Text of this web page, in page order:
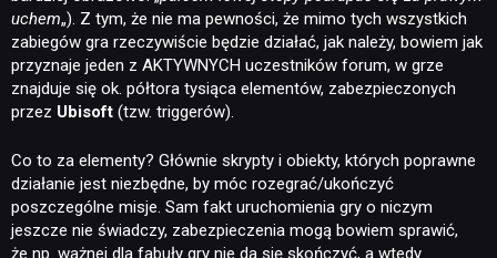
uchem„). Z tym, że nie ma pewności, że mimo tych wszystkich
zabiegów gra rzeczywiście będzie działać, jak należy, bowiem jak
przyznaje jeden z AKTYWNYCH uczestników forum, w grze
znajduje się ok. półtora tysiąca elementów, zabezpieczonych
przez Ubisoft (tzw. triggerów).
Co to za elementy? Głównie skrypty i obiekty, których poprawne
działanie jest niezbędne, by móc rozegrać/ukończyć
poszczególne misje. Sam fakt uruchomienia gry o niczym
jeszcze nie świadczy, zabezpieczenia mogą bowiem sprawić,
że np. ważnej dla fabuły gry nie da się skończyć, a wtedy